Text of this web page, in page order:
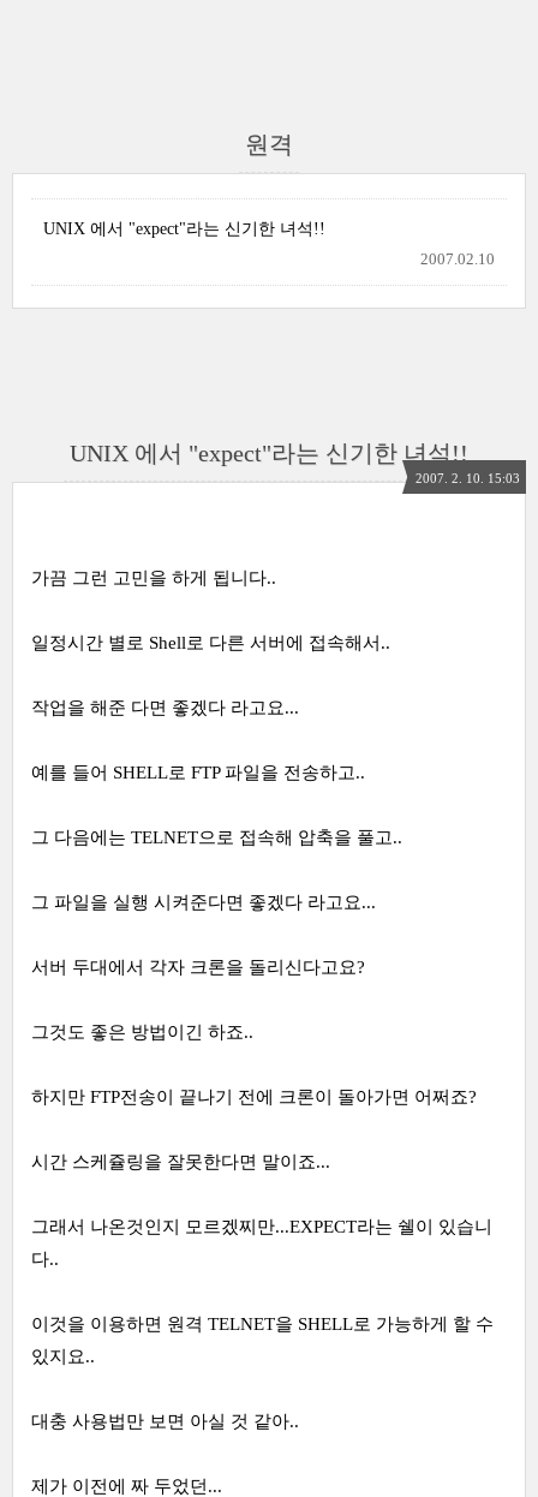
원격
UNIX 에서 "expect"라는 신기한 녀석!!
2007.02.10
UNIX 에서 "expect"라는 신기한 녀석!!
2007. 2. 10. 15:03
가끔 그런 고민을 하게 됩니다..
일정시간 별로 Shell로 다른 서버에 접속해서..
작업을 해준 다면 좋겠다 라고요...
예를 들어 SHELL로 FTP 파일을 전송하고..
그 다음에는 TELNET으로 접속해 압축을 풀고..
그 파일을 실행 시켜준다면 좋겠다 라고요...
서버 두대에서 각자 크론을 돌리신다고요?
그것도 좋은 방법이긴 하죠..
하지만 FTP전송이 끝나기 전에 크론이 돌아가면 어쩌죠?
시간 스케쥴링을 잘못한다면 말이죠...
그래서 나온것인지 모르겠찌만...EXPECT라는 쉘이 있습니
다..
이것을 이용하면 원격 TELNET을 SHELL로 가능하게 할 수
있지요..
대충 사용법만 보면 아실 것 같아..
제가 이전에 짜 두었던...